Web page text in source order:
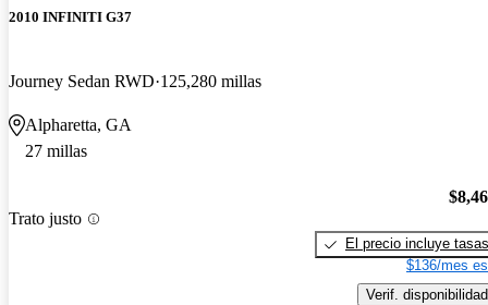
2010 INFINITI G37
Journey Sedan RWD 125,280 millas
Alpharetta, GA
27 millas
Trato justo
El precio incluye tasas
$136/mes
Verif. disponibilidad